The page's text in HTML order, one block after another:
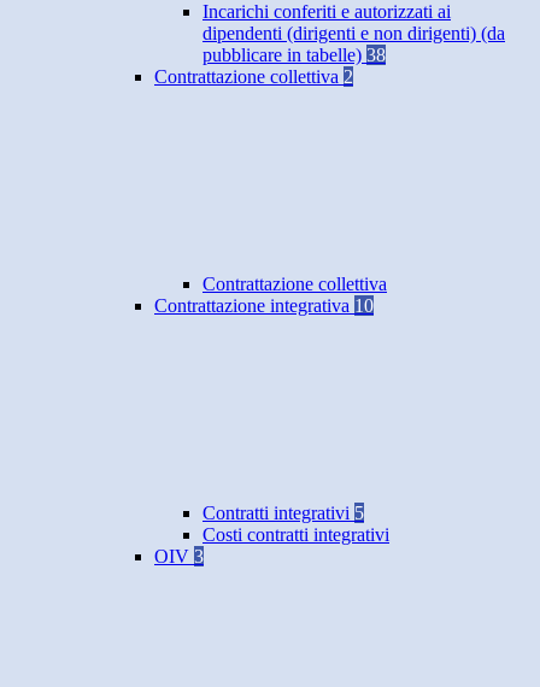
Incarichi conferiti e autorizzati ai
dipendenti (dirigenti e non dirigenti) (da
pubblicare in tabelle) 38
Contrattazione collettiva 2
Contrattazione collettiva
Contrattazione integrativa 10
Contratti integrativi 5
Costi contratti integrativi
OIV 3